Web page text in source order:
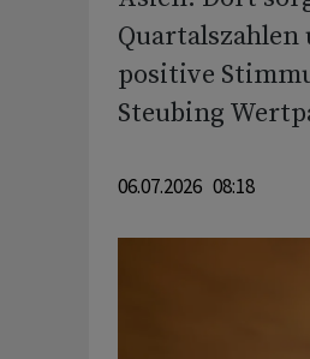
Quartalszahlen
positive
Steubing
06.07.2026 08:18